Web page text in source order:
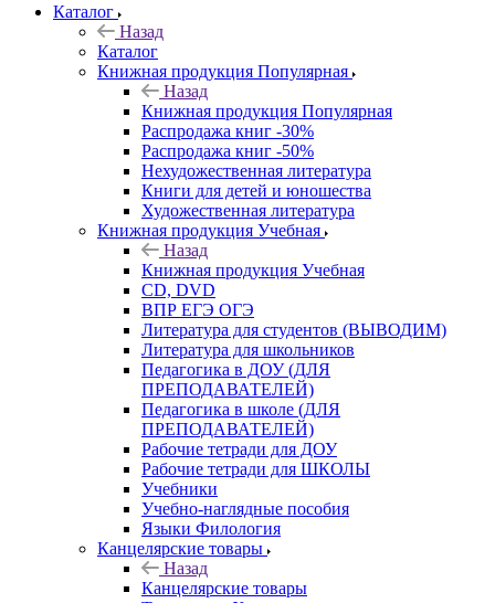
Каталог
Назад
Каталог
Книжная продукция Популярная
Назад
Книжная продукция Популярная
Распродажа книг -30%
Распродажа книг -50%
Нехудожественная литература
Книги для детей и юношества
Художественная литература
Книжная продукция Учебная
Назад
Книжная продукция Учебная
CD, DVD
ВПР ЕГЭ ОГЭ
Литература для студентов (ВЫВОДИМ)
Литература для школьников
Педагогика в ДОУ (ДЛЯ
ПРЕПОДАВАТЕЛЕЙ)
Педагогика в школе (ДЛЯ
ПРЕПОДАВАТЕЛЕЙ)
Рабочие тетради для ДОУ
Рабочие тетради для ШКОЛЫ
Учебники
Учебно-наглядные пособия
Языки Филология
Канцелярские товары
Назад
Канцелярские товары